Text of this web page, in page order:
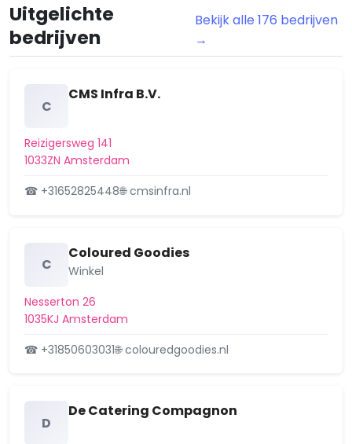
Bloemendalerpolder
Buikslotermeer
Buitenveldert-Oost
Burgwallen-Nieuwe Zijde
Burgwallen-Oude Zijde
Chassébuurt
Da Costabuurt
Dapperbuurt
De Kolenkit
Uitgelichte
bedrijven
Bekijk alle 176 bedrijven
→
C
CMS Infra B.V.
Reizigersweg 141
1033ZN Amsterdam
☎ +31652825448🌐 cmsinfra.nl
C
Coloured Goodies
Winkel
Nesserton 26
1035KJ Amsterdam
☎ +31850603031🌐 colouredgoodies.nl
D
De Catering Compagnon